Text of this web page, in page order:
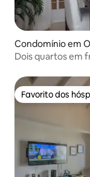
Condomínio em
Dois quartos em
Favorito dos
Favorito dos